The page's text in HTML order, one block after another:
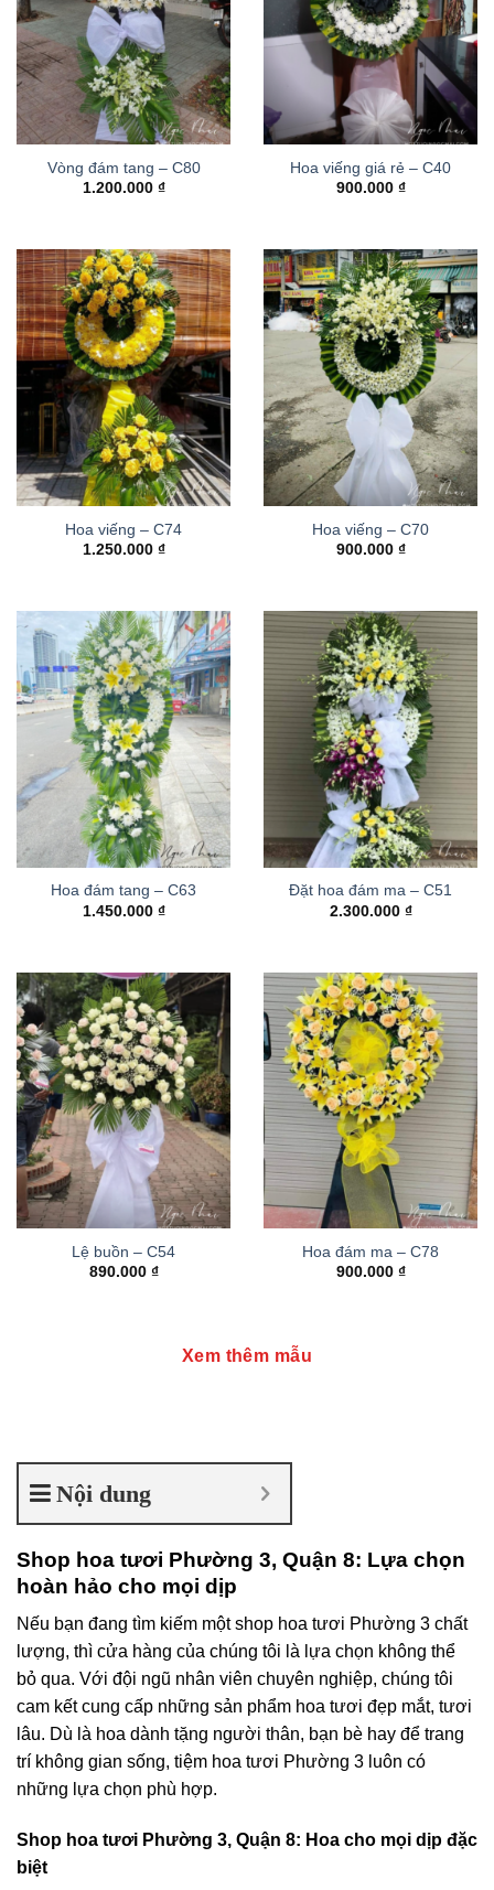
Vòng đám tang – C80
1.200.000 ₫
Hoa viếng giá rẻ – C40
900.000 ₫
Hoa viếng – C74
1.250.000 ₫
Hoa viếng – C70
900.000 ₫
Hoa đám tang – C63
1.450.000 ₫
Đặt hoa đám ma – C51
2.300.000 ₫
Lệ buồn – C54
890.000 ₫
Hoa đám ma – C78
900.000 ₫
Xem thêm mẫu
Nội dung
Shop hoa tươi Phường 3, Quận 8: Lựa chọn
hoàn hảo cho mọi dịp
Nếu bạn đang tìm kiếm một shop hoa tươi Phường 3 chất
lượng, thì cửa hàng của chúng tôi là lựa chọn không thể
bỏ qua. Với đội ngũ nhân viên chuyên nghiệp, chúng tôi
cam kết cung cấp những sản phẩm hoa tươi đẹp mắt, tươi
lâu. Dù là hoa dành tặng người thân, bạn bè hay để trang
trí không gian sống, tiệm hoa tươi Phường 3 luôn có
những lựa chọn phù hợp.
Shop hoa tươi Phường 3, Quận 8: Hoa cho mọi dịp đặc
biệt